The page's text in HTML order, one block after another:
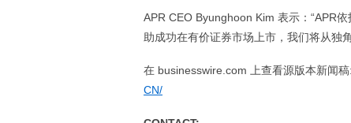
APR CEO Byunghoon Kim 表示：“APR
助成功在有价证券市场上市，我们将从独
在 businesswire.com 上查看源版本新闻稿:
CN/